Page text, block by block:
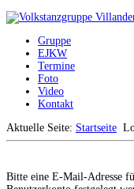
Gruppe
EJKW
Termine
Foto
Video
Kontakt
Aktuelle Seite: Startseite
Bitte eine E-Mail-Adresse